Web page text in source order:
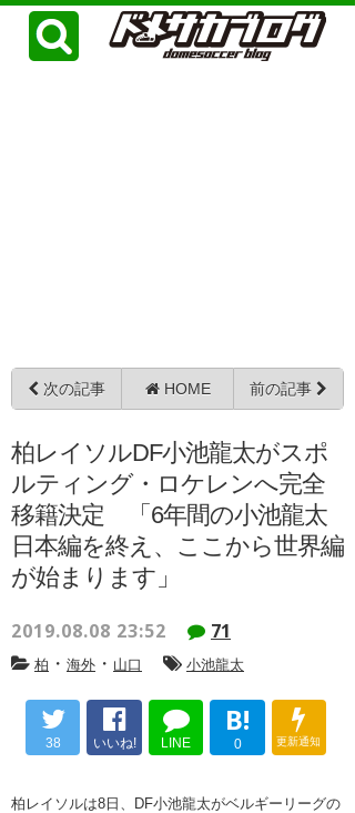
次の記事 HOME 前の記事
柏レイソルDF小池龍太がスポ
ルティング・ロケレンへ完全
移籍決定 「6年間の小池龍太
日本編を終え、ここから世界編
が始まります」
2019.08.08 23:52 71
柏 ・ 海外 ・ 山口 小池龍太
38 いいね! LINE
B!
0 更新通知
柏レイソルは8日、DF小池龍太がベルギーリーグの